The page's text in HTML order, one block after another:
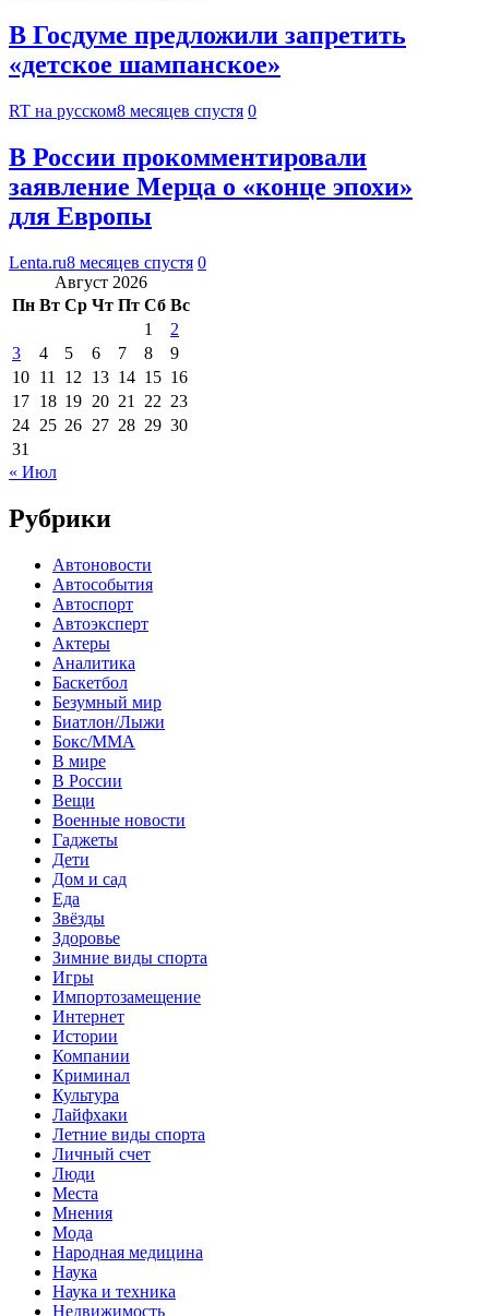
В Госдуме предложили запретить
«детское шампанское»
RT на русском8 месяцев спустя 0
В России прокомментировали
заявление Мерца о «конце эпохи»
для Европы
Lenta.ru8 месяцев спустя 0
Август 2026
Пн Вт Ср Чт Пт Сб Вс
1
2
3
4 5 6 7 8
9
10 11 12 13 14 15 16
17 18 19 20 21 22 23
24 25 26 27 28 29 30
31
« Июл
Рубрики
Автоновости
Автособытия
Автоспорт
Автоэксперт
Актеры
Аналитика
Баскетбол
Безумный мир
Биатлон/Лыжи
Бокс/MMA
В мире
В России
Вещи
Военные новости
Гаджеты
Дети
Дом и сад
Еда
Звёзды
Здоровье
Зимние виды спорта
Игры
Импортозамещение
Интернет
Истории
Компании
Криминал
Культура
Лайфхаки
Летние виды спорта
Личный счет
Люди
Места
Мнения
Мода
Народная медицина
Наука
Наука и техника
Недвижимость